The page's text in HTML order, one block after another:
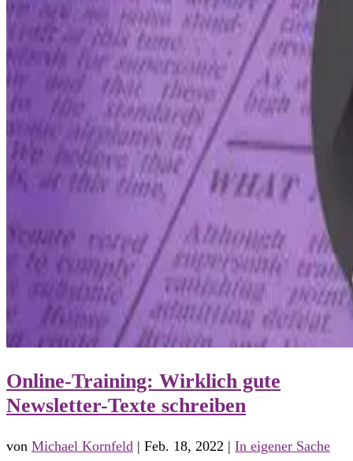
Online-Training: Wirklich gute
Newsletter-Texte schreiben
von Michael Kornfeld | Feb. 18, 2022 | In eigener Sache